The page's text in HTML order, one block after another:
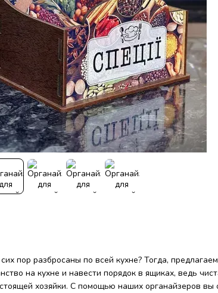
пор разбросаны по всей кухне? Тогда,
на кухне и навести порядок в ящиках, ведь
хозяйки. С помощью наших органайзеров вы